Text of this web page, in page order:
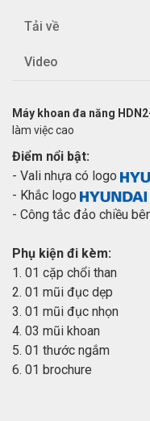
Tải về
Video
Máy khoan đa năng
làm việc cao
Điểm nổi bật:
- Vali nhựa có logo
- Khắc logo
- Công tắc đảo chiều
Phụ kiện đi kèm:
1. 01 cặp chổi than
2. 01 mũi đục dẹp
3. 01 mũi đục nhọn
4. 03 mũi khoan
5. 01 thước ngắm
6. 01 brochure